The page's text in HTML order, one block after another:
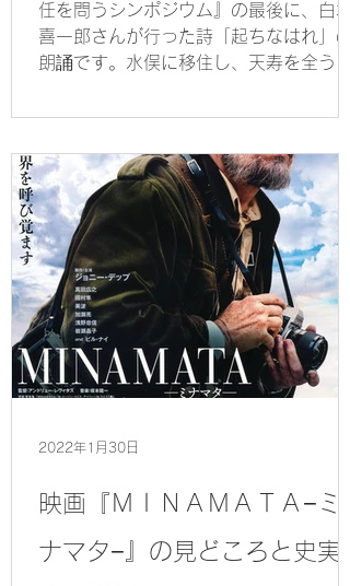
任を問うシンポジウム』の最後に、白木
喜一郎さんが行った詩「起ちなはれ」の
朗誦です。水俣に移住し、天寿を全うし
はれ」。ハリウッド映画「MINAMATA...
映画『ＭＩＮＡＭＡＴＡ−ミ
ナマタ−』の見どころと史実
2022年1月30日